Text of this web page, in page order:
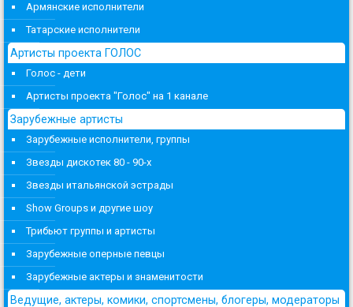
Армянские исполнители
Татарские исполнители
Артисты проекта ГОЛОС
Голос - дети
Артисты проекта "Голос" на 1 канале
Зарубежные артисты
Зарубежные исполнители, группы
Звезды дискотек 80 - 90-х
Звезды итальянской эстрады
Show Groups и другие шоу
Трибьют группы и артисты
Зарубежные оперные певцы
Зарубежные актеры и знаменитости
Ведущие, актеры, комики, спортсмены, блогеры, модераторы